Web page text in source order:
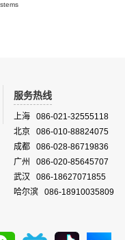
服务热线
上海 086-021-32555118
北京 086-010-88824075
成都 086-028-86719836
广州 086-020-85645707
武汉 086-18627071855
哈尔滨 086-18910035809